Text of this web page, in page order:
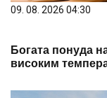
09. 08. 2026 04:30
Богата понуда
високим